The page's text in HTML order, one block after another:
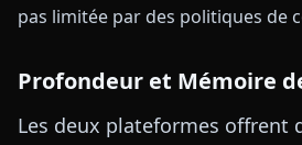
pas limitée par des politiques de
Profondeur et Mémoire
Les deux plateformes offrent